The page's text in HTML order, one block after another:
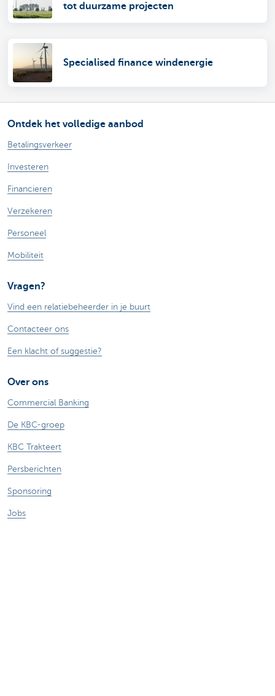
tot duurzame projecten
Specialised finance windenergie
Ontdek het volledige aanbod
Betalingsverkeer
Investeren
Financieren
Verzekeren
Personeel
Mobiliteit
Vragen?
Vind een relatiebeheerder in je buurt
Contacteer ons
Een klacht of suggestie?
Over ons
Commercial Banking
De KBC-groep
KBC Trakteert
Persberichten
Sponsoring
Jobs